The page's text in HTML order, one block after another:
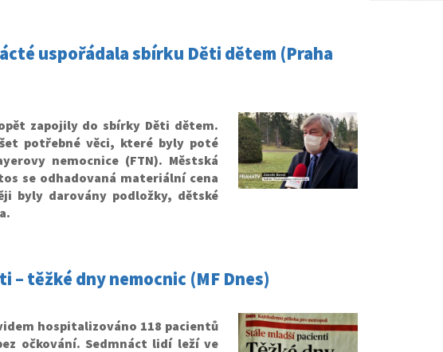
uspořádala sbírku Děti dětem (Praha
zapojily do sbírky Děti dětem.
potřebné věci, které byly poté
nemocnice (FTN). Městská
se odhadovaná materiální cena
byly darovány podložky, dětské
– těžké dny nemocnic (MF Dnes)
hospitalizováno 118 pacientů
očkování. Sedmnáct lidí leží ve